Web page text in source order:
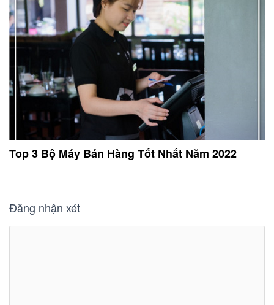
Top 3 Bộ Máy Bán Hàng Tốt Nhất Năm 2022
Đăng nhận xét